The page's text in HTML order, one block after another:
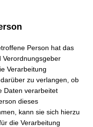
Person hat das
Verordnungsgeber
Verarbeitung
zu verlangen, ob
Daten verarbeitet
dieses
kann sie sich hierzu
die Verarbeitung